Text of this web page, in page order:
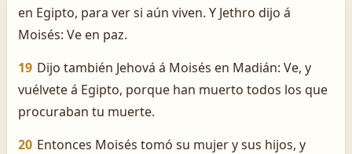
en Egipto, para ver si aún viven. Y Jethro dijo á
Moisés: Ve en paz.
19 Dijo también Jehová á Moisés en Madián: Ve, y
vuélvete á Egipto, porque han muerto todos los que
procuraban tu muerte.
20 Entonces Moisés tomó su mujer y sus hijos, y